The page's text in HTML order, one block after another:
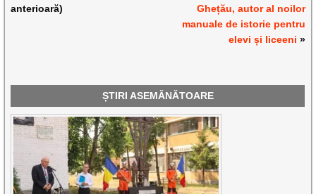
anterioară)
Ghețău, autor al noilor
manuale de istorie pentru
elevi și liceeni »
ȘTIRI ASEMĂNĂTOARE